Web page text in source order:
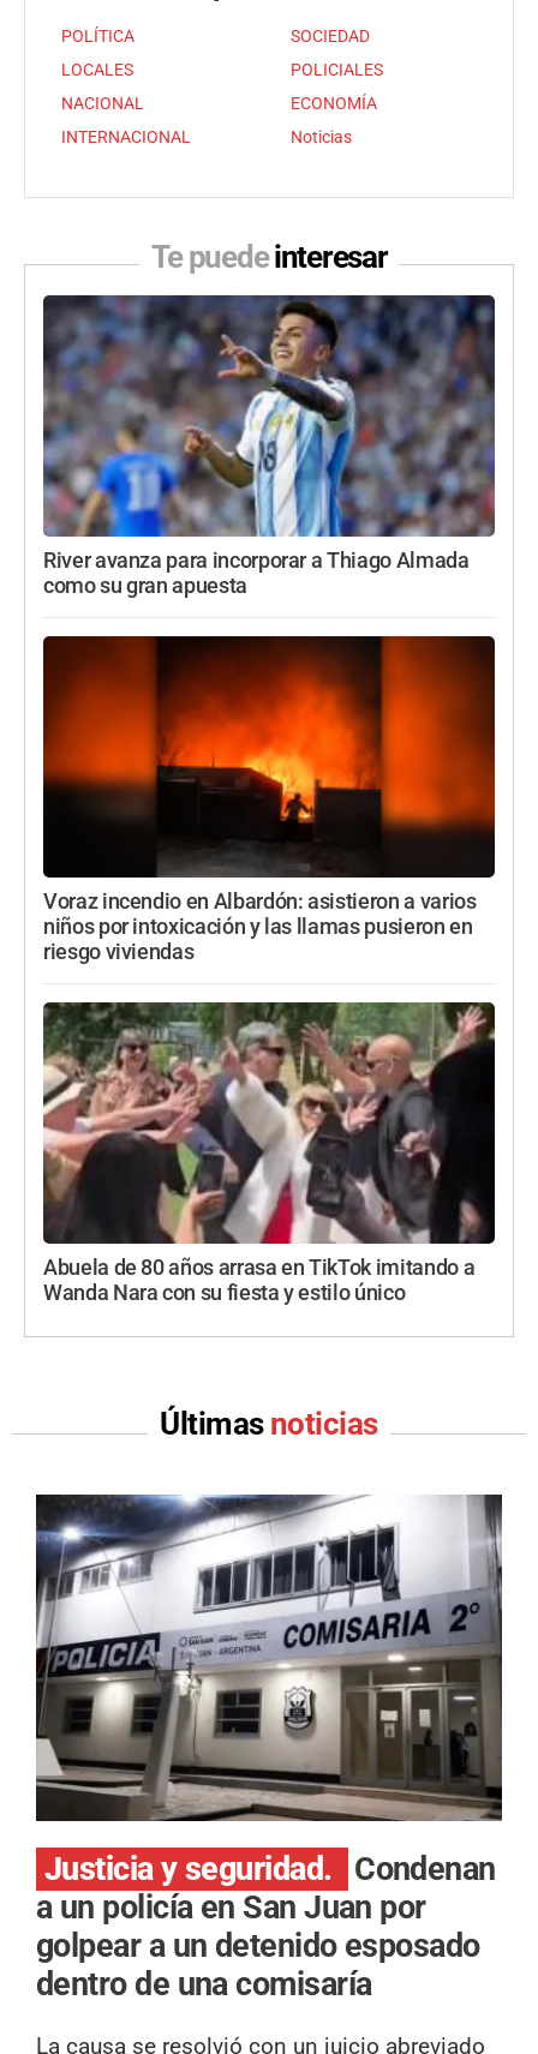
POLÍTICA
LOCALES
NACIONAL
INTERNACIONAL
SOCIEDAD
POLICIALES
ECONOMÍA
Noticias
Te puedeinteresar
River avanza para incorporar a Thiago Almada
como su gran apuesta
Voraz incendio en Albardón: asistieron a varios
niños por intoxicación y las llamas pusieron en
riesgo viviendas
Abuela de 80 años arrasa en TikTok imitando a
Wanda Nara con su fiesta y estilo único
Últimas noticias
Justicia y seguridad.
Condenan
a un policía en San Juan por
golpear a un detenido esposado
dentro de una comisaría
La causa se resolvió con un juicio abreviado